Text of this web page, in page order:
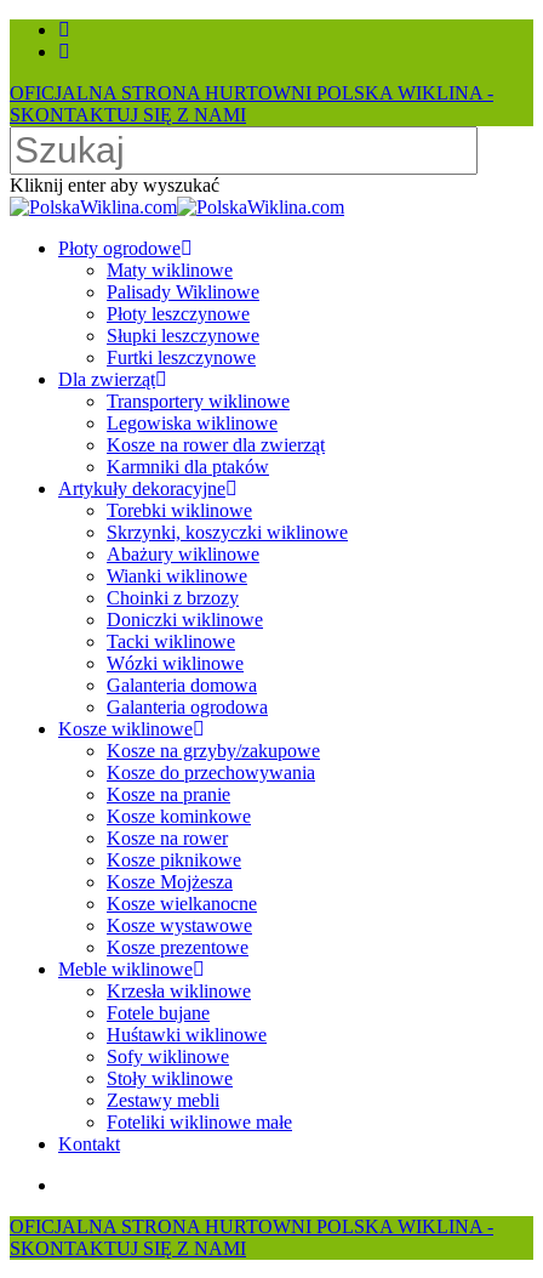
Skip
content
facebook
instagram
OFICJALNA STRONA HURTOWNI POLSKA WIKLINA -
SKONTAKTUJ SIĘ Z NAMI
Kliknij enter aby wyszukać
Close
search
Menu
Płoty ogrodowe
Maty wiklinowe
Palisady Wiklinowe
Płoty leszczynowe
Słupki leszczynowe
Furtki leszczynowe
Dla zwierząt
Transportery wiklinowe
Legowiska wiklinowe
Kosze na rower dla zwierząt
Karmniki dla ptaków
Artykuły dekoracyjne
Torebki wiklinowe
Skrzynki, koszyczki wiklinowe
Abażury wiklinowe
Wianki wiklinowe
Choinki z brzozy
Doniczki wiklinowe
Tacki wiklinowe
Wózki wiklinowe
Galanteria domowa
Galanteria ogrodowa
Kosze wiklinowe
Kosze na grzyby/zakupowe
Kosze do przechowywania
Kosze na pranie
Kosze kominkowe
Kosze na rower
Kosze piknikowe
Kosze Mojżesza
Kosze wielkanocne
Kosze wystawowe
Kosze prezentowe
Meble wiklinowe
Krzesła wiklinowe
Fotele bujane
Huśtawki wiklinowe
Sofy wiklinowe
Stoły wiklinowe
Zestawy mebli
Foteliki wiklinowe małe
Kontakt
OFICJALNA STRONA HURTOWNI POLSKA WIKLINA -
SKONTAKTUJ SIĘ Z NAMI